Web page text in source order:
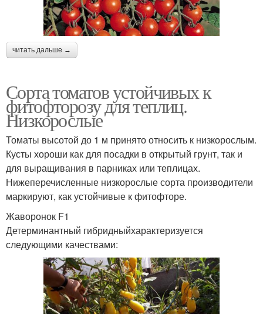
читать дальше →
Сорта томатов устойчивых к
фитофторозу для теплиц.
Низкорослые
Томаты высотой до 1 м принято относить к низкорослым.
Кусты хороши как для посадки в открытый грунт, так и
для выращивания в парниках или теплицах.
Нижеперечисленные низкорослые сорта производители
маркируют, как устойчивые к фитофторе.
Жаворонок F1
Детерминантный гибридныйхарактеризуется
следующими качествами: